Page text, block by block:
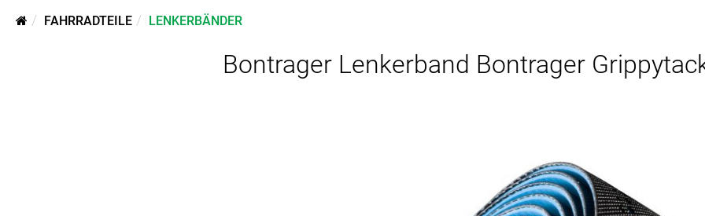
FAHRRADTEILE LENKERBÄNDER
Bontrager Lenkerband Bontrager